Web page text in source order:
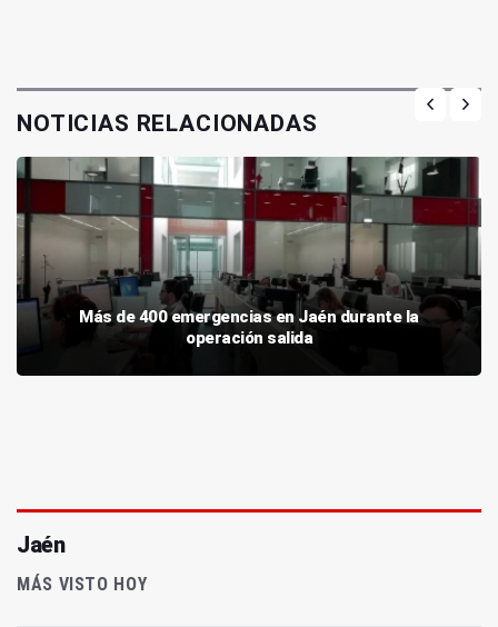
NOTICIAS RELACIONADAS
Más de 400 emergencias en Jaén durante la
operación salida
Jaén
MÁS VISTO HOY